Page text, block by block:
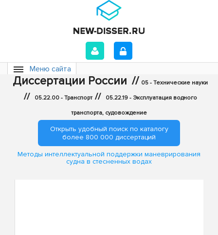
Меню сайта
Диссертации России // 05 - Технические науки
// 05.22.00 - Транспорт // 05.22.19 - Эксплуатация водного
транспорта, судовождение
Открыть удобный поиск по каталогу
более 800 000 диссертаций
Методы интеллектуальной поддержки маневрирования
судна в стесненных водах